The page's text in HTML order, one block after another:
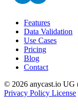
Features
Data Validation
Use Cases
Pricing
Blog
Contact
© 2026 anycast.io UG
Privacy Policy License